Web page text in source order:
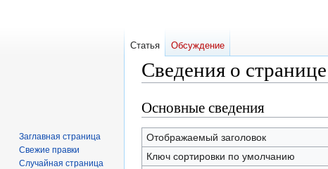
Сведения о
Перейти
к
навигации
Перейти
к
поиску
Основные сведения
Отображаемый заголовок
Ключ сортировки по умолчанию
Статья Обсуждение
Заглавная страница
Свежие правки
Случайная страница